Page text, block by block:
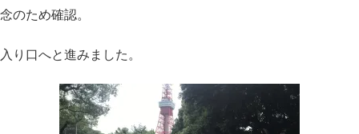
念のため確認。
入り口へと進みました。